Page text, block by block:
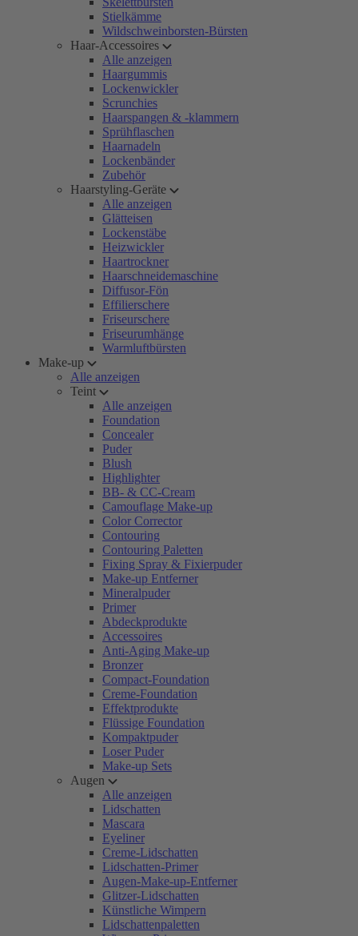
Stielkämme
Wildschweinborsten-Bürsten
Haar-Accessoires
Alle anzeigen
Haargummis
Lockenwickler
Scrunchies
Haarspangen & -klammern
Sprühflaschen
Haarnadeln
Lockenbänder
Zubehör
Haarstyling-Geräte
Alle anzeigen
Glätteisen
Lockenstäbe
Heizwickler
Haartrockner
Haarschneidemaschine
Diffusor-Fön
Effilierschere
Friseurschere
Friseurumhänge
Warmluftbürsten
Make-up
Alle anzeigen
Teint
Alle anzeigen
Foundation
Concealer
Puder
Blush
Highlighter
BB- & CC-Cream
Camouflage Make-up
Color Corrector
Contouring
Contouring Paletten
Fixing Spray & Fixierpuder
Make-up Entferner
Mineralpuder
Primer
Abdeckprodukte
Accessoires
Anti-Aging Make-up
Bronzer
Compact-Foundation
Creme-Foundation
Effektprodukte
Flüssige Foundation
Kompaktpuder
Loser Puder
Make-up Sets
Augen
Alle anzeigen
Lidschatten
Mascara
Eyeliner
Creme-Lidschatten
Lidschatten-Primer
Augen-Make-up-Entferner
Glitzer-Lidschatten
Künstliche Wimpern
Lidschattenpaletten